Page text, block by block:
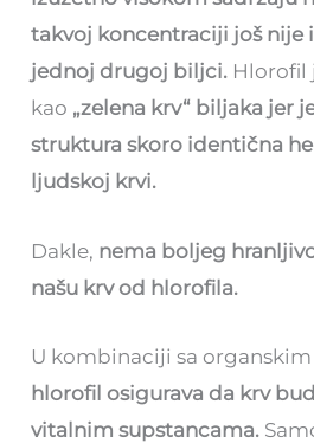
takvoj koncentraciji još nije
jednoj drugoj biljci. Hlorofil
kao „zelena krv“ biljaka jer
struktura skoro identična
ljudskoj krvi.
Dakle, nema boljeg
našu krv od hlorofila.
U kombinaciji sa
hlorofil osigurava da krv
vitalnim supstancama.